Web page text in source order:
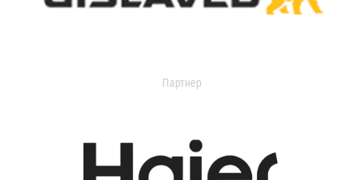
Партнер